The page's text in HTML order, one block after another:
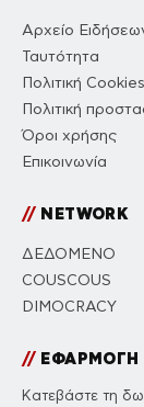
Αρχείο
Ταυτότητα
Πολιτική Cookies
Πολιτική
Όροι χρήσης
Επικοινωνία
//NETWORK
ΔΕΔΟΜΕΝΟ
COUSCOUS
DIMOCRACY
//ΕΦΑΡΜΟΓΗ
Κατεβάστε τη